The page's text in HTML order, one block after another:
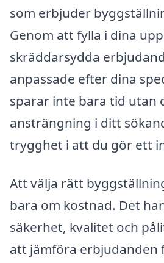
som erbjuder
Genom att fylla i dina
skräddarsydda
anpassade efter dina
sparar inte bara tid utan
ansträngning i ditt
trygghet i att du gör ett
Att välja rätt
bara om kostnad. Det
säkerhet, kvalitet och
att jämföra erbjudanden